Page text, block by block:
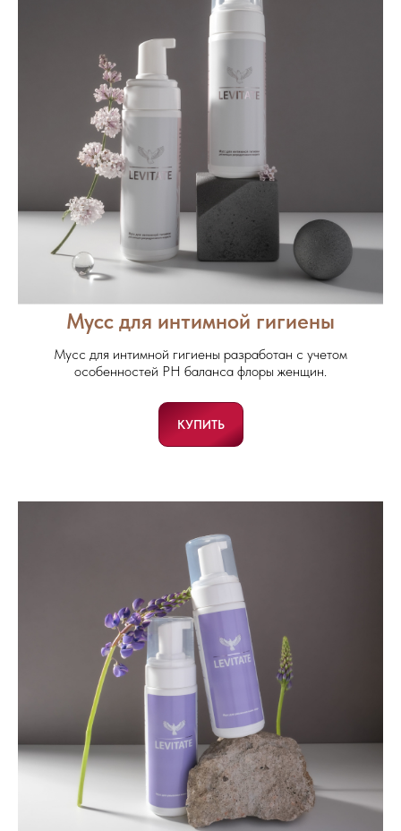
Мусс для интимной гигиены
Мусс для интимной гигиены разработан с учетом
особенностей PH баланса флоры женщин.
КУПИТЬ